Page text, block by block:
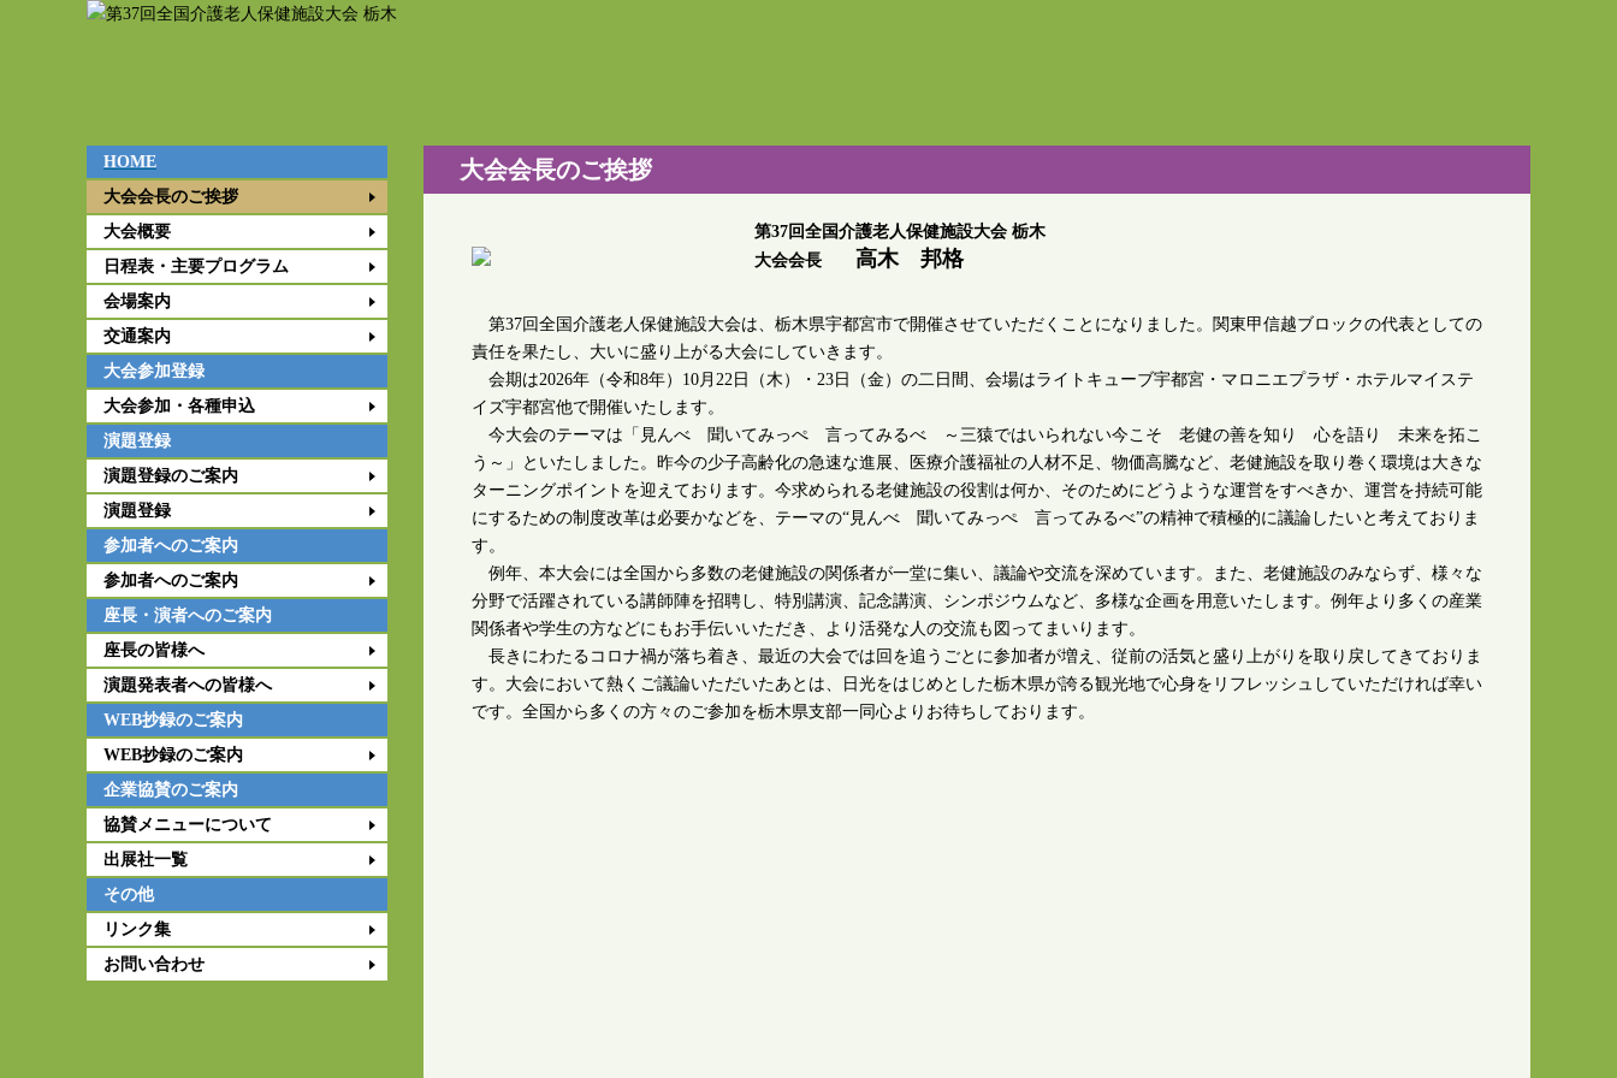
大会会長のご挨拶
第37回全国介護老人保健施設大会 栃木
大会会長 高木 邦格
第37回全国介護老人保健施設大会は、栃木県宇都宮市で開催させていただくことになりました。関東甲信越ブロックの代表としての
責任を果たし、大いに盛り上がる大会にしていきます。
会期は2026年（令和8年）10月22日（木）・23日（金）の二日間、会場はライトキューブ宇都宮・マロニエプラザ・ホテルマイステ
イズ宇都宮他で開催いたします。
今大会のテーマは「見んべ 聞いてみっぺ 言ってみるべ ～三猿ではいられない今こそ 老健の善を知り 心を語り 未来を拓こ
う～」といたしました。昨今の少子高齢化の急速な進展、医療介護福祉の人材不足、物価高騰など、老健施設を取り巻く環境は大きな
ターニングポイントを迎えております。今求められる老健施設の役割は何か、そのためにどうような運営をすべきか、運営を持続可能
にするための制度改革は必要かなどを、テーマの“見んべ 聞いてみっぺ 言ってみるべ”の精神で積極的に議論したいと考えておりま
す。
例年、本大会には全国から多数の老健施設の関係者が一堂に集い、議論や交流を深めています。また、老健施設のみならず、様々な
分野で活躍されている講師陣を招聘し、特別講演、記念講演、シンポジウムなど、多様な企画を用意いたします。例年より多くの産業
関係者や学生の方などにもお手伝いいただき、より活発な人の交流も図ってまいります。
長きにわたるコロナ禍が落ち着き、最近の大会では回を追うごとに参加者が増え、従前の活気と盛り上がりを取り戻してきておりま
す。大会において熱くご議論いただいたあとは、日光をはじめとした栃木県が誇る観光地で心身をリフレッシュしていただければ幸い
です。全国から多くの方々のご参加を栃木県支部一同心よりお待ちしております。
HOME
大会会長のご挨拶
大会概要
日程表・主要プログラム
会場案内
交通案内
大会参加登録
大会参加・各種申込
演題登録
演題登録のご案内
演題登録
参加者へのご案内
参加者へのご案内
座長・演者へのご案内
座長の皆様へ
演題発表者への皆様へ
WEB抄録のご案内
WEB抄録のご案内
企業協賛のご案内
協賛メニューについて
出展社一覧
その他
リンク集
お問い合わせ